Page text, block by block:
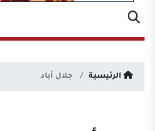
الرئيسية جلال أباد